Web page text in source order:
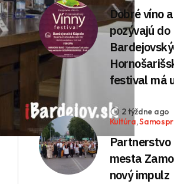
Dobré víno
pozývajú do
festival má
2 týždne ago
Kultúra,
Partnerstvo
mesta
nový impulz